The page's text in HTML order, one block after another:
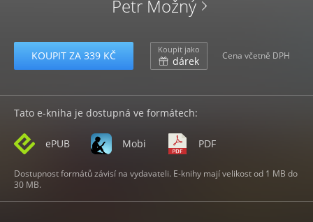
Petr Možný
KOUPIT ZA 339 KČ Koupit jako
dárek Cena včetně DPH
Tato e-kniha je dostupná ve formátech:
ePUB Mobi PDF
Dostupnost formátů závisí na vydavateli. E-knihy mají velikost od 1 MB do
30 MB.